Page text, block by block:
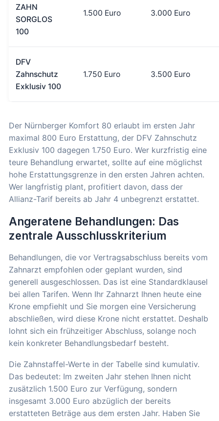
ZAHN
SORGLOS
100
1.500 Euro 3.000 Euro
DFV
Zahnschutz
Exklusiv 100
1.750 Euro 3.500 Euro
Der Nürnberger Komfort 80 erlaubt im ersten Jahr
maximal 800 Euro Erstattung, der DFV Zahnschutz
Exklusiv 100 dagegen 1.750 Euro. Wer kurzfristig eine
teure Behandlung erwartet, sollte auf eine möglichst
hohe Erstattungsgrenze in den ersten Jahren achten.
Wer langfristig plant, profitiert davon, dass der
Allianz-Tarif bereits ab Jahr 4 unbegrenzt erstattet.
Angeratene Behandlungen: Das
zentrale Ausschlusskriterium
Behandlungen, die vor Vertragsabschluss bereits vom
Zahnarzt empfohlen oder geplant wurden, sind
generell ausgeschlossen. Das ist eine Standardklausel
bei allen Tarifen. Wenn Ihr Zahnarzt Ihnen heute eine
Krone empfiehlt und Sie morgen eine Versicherung
abschließen, wird diese Krone nicht erstattet. Deshalb
lohnt sich ein frühzeitiger Abschluss, solange noch
kein konkreter Behandlungsbedarf besteht.
Die Zahnstaffel-Werte in der Tabelle sind kumulativ.
Das bedeutet: Im zweiten Jahr stehen Ihnen nicht
zusätzlich 1.500 Euro zur Verfügung, sondern
insgesamt 3.000 Euro abzüglich der bereits
erstatteten Beträge aus dem ersten Jahr. Haben Sie